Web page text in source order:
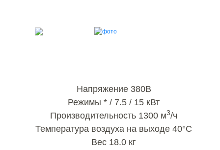
Напряжение 380В
Режимы * / 7.5 / 15 кВт
Производительность 1300 м3/ч
Температура воздуха на выходе 40°C
Вес 18.0 кг